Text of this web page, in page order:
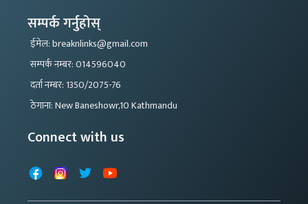
सम्पर्क गर्नुहोस्
ईमेल: breaknlinks@gmail.com
सम्पर्क नम्बर: 014596040
दर्ता नम्बर: 1350/2075-76
ठेगाना: New Baneshowr,10 Kathmandu
Connect with us
FacebookInstagram
X YouTube